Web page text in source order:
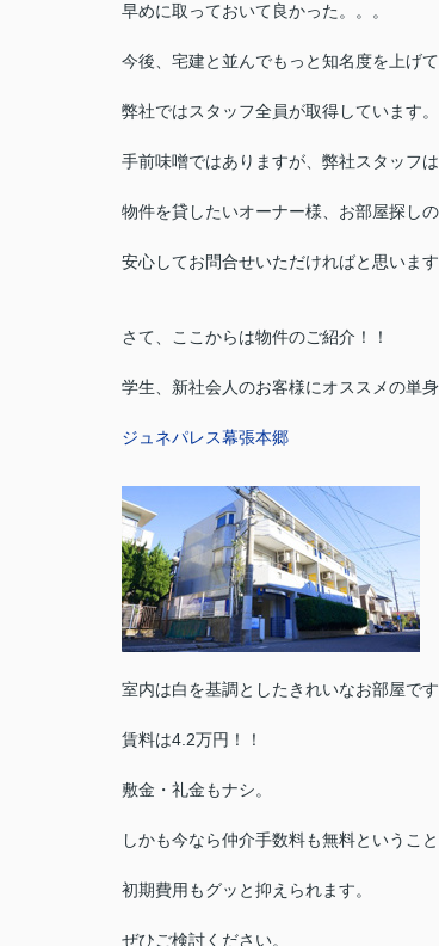
早めに取っておいて良かった。。。
今後、宅建と並んでもっと知名度を上げ
弊社ではスタッフ全員が取得しています。
手前味噌ではありますが、弊社スタッフ
物件を貸したいオーナー様、お部屋探しの
安心してお問合せいただければと思います
さて、ここからは物件のご紹介！！
学生、新社会人のお客様にオススメの単身
ジュネパレス幕張本郷
室内は白を基調としたきれいなお部屋です
賃料は4.2万円！！
敷金・礼金もナシ。
しかも今なら仲介手数料も無料というこ
初期費用もグッと抑えられます。
ぜひご検討ください。